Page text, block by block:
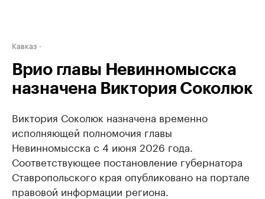
Кавказ
Врио главы Невинномысска
назначена Виктория Соколюк
Виктория Соколюк назначена временно
исполняющей полномочия главы
Невинномысска с 4 июня 2026 года.
Соответствующее постановление губернатора
Ставропольского края опубликовано на портале
правовой информации региона.